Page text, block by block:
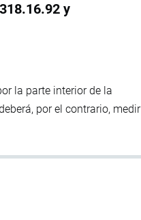
y
la parte interior de la
por el contrario, medir